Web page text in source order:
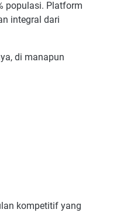
populasi. Platform
integral dari
di manapun
kompetitif yang